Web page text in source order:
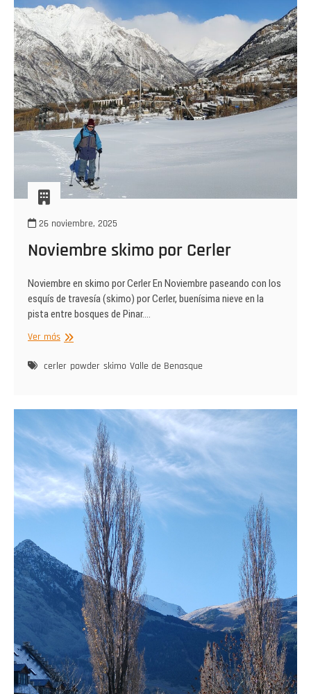
26 noviembre, 2025
Noviembre skimo por Cerler
Noviembre en skimo por Cerler En Noviembre paseando con los
esquís de travesía (skimo) por Cerler, buenísima nieve en la
pista entre bosques de Pinar.…
Ver másNoviembre
por
cerler powder skimo Valle de Benasque